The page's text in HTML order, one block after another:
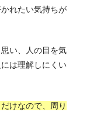
れたい気持ちが
い、人の目を気
は理解しにくい
けなので、周り